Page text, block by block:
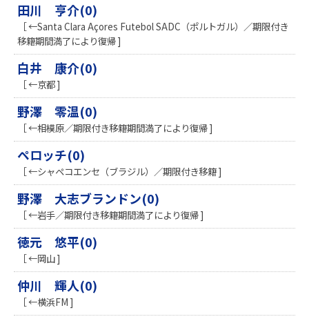
田川 亨介(0)
［ ←Santa Clara Açores Futebol SADC（ポルトガル）／期限付き
移籍期間満了により復帰 ]
白井 康介(0)
［ ←京都 ]
野澤 零温(0)
［ ←相模原／期限付き移籍期間満了により復帰 ]
ペロッチ(0)
［ ←シャペコエンセ（ブラジル）／期限付き移籍 ]
野澤 大志ブランドン(0)
［ ←岩手／期限付き移籍期間満了により復帰 ]
徳元 悠平(0)
［ ←岡山 ]
仲川 輝人(0)
［ ←横浜FM ]